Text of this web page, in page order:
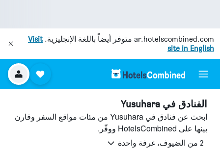
ar.hotelscombined.com متوفر أيضاً باللغة الإنجليزية.Visit
site in English
الفنادق في Yusuhara
ابحث عن فنادق في Yusuhara من مئات مواقع السفر وقارن
بينها على HotelsCombined ووفّر.
2 من الضيوف، غرفة واحدة